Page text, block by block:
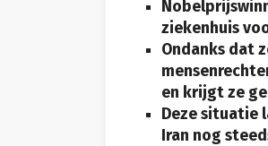
ziekenhuis
Ondanks dat
en krijgt ze
Deze situatie
Iran nog